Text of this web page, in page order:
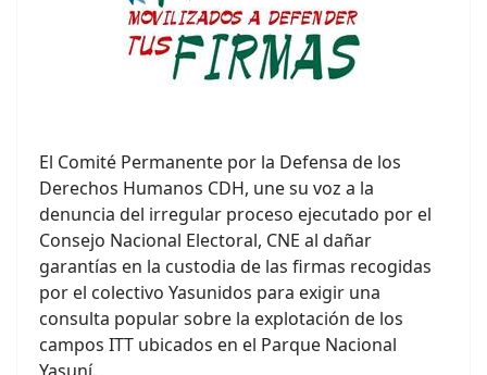
El Comité Permanente por la Defensa de los
Derechos Humanos CDH, une su voz a la
denuncia del irregular proceso ejecutado por el
Consejo Nacional Electoral, CNE al dañar
garantías en la custodia de las firmas recogidas
por el colectivo Yasunidos para exigir una
consulta popular sobre la explotación de los
campos ITT ubicados en el Parque Nacional